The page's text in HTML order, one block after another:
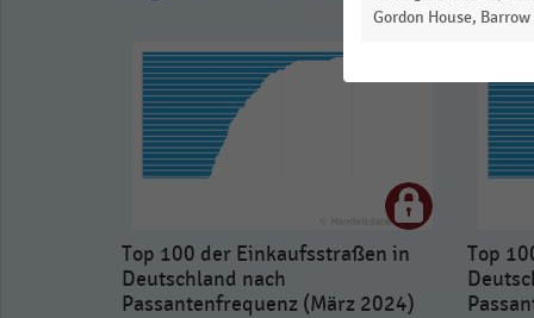
Top 100 der Einkaufsstraßen in
Deutschland nach
Passantenfrequenz (März 2024)
Top
Gordon House,